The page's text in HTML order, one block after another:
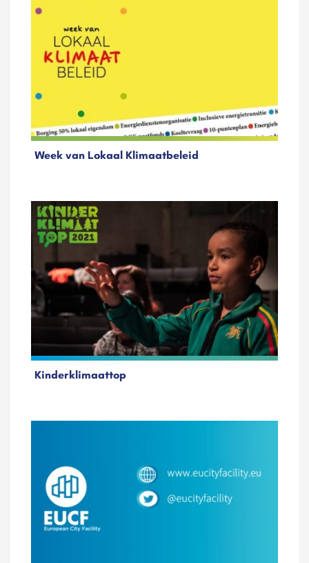
Week van Lokaal Klimaatbeleid
Kinderklimaattop